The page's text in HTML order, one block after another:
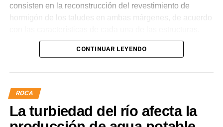
consisten en la reconstrucción del revestimiento de
La obra incluye la demolición de losas deterioradas, la
requieren, la ejecución de un nuevo revestimiento de
hormigón reforzado con malla de acero y el sellado de
juntas para mejorar la durabilidad de la infraestructura.
Desde el DPA destacaron que esta intervención forma
CONTINUAR LEYENDO
ROCA
La turbiedad del río afecta la